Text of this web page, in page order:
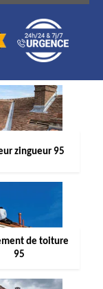
zingueur 95
de toiture
95